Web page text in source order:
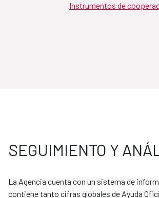
España-Colombia
2025-2029
Instrumentos de
SEGUIMIENTO Y
La Agencia cuenta con un sistema de
contiene tanto cifras globales de Ayuda